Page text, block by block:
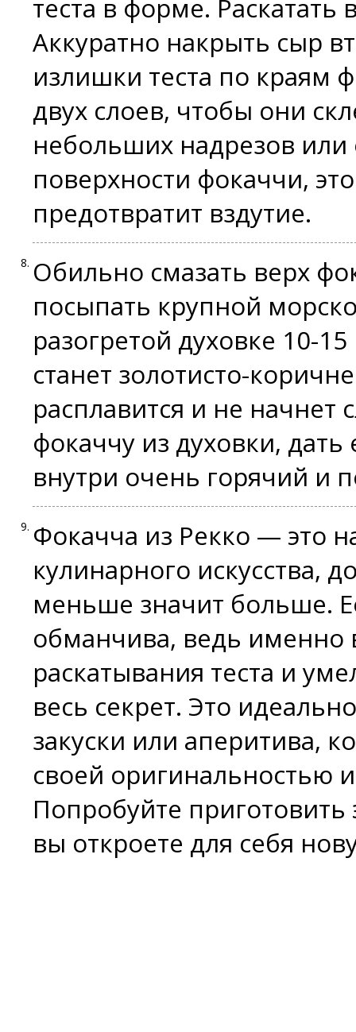
теста в форме. Раскатать
Аккуратно накрыть сыр
излишки теста по краям
двух слоев, чтобы они
небольших надрезов или
поверхности фокаччи,
предотвратит вздутие.
Обильно смазать верх
посыпать крупной
разогретой духовке 10-
станет золотисто-
расплавится и не начнет
фокаччу из духовки,
внутри очень горячий и
Фокачча из Рекко — это
кулинарного искусства,
меньше значит больше.
обманчива, ведь именно
раскатывания теста и
весь секрет. Это
закуски или аперитива,
своей оригинальностью
Попробуйте
вы откроете для себя